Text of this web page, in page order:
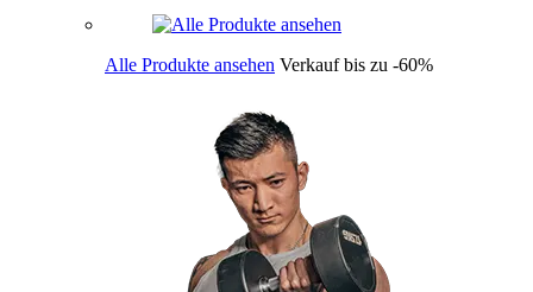
Alle Produkte ansehen Verkauf bis zu -60%